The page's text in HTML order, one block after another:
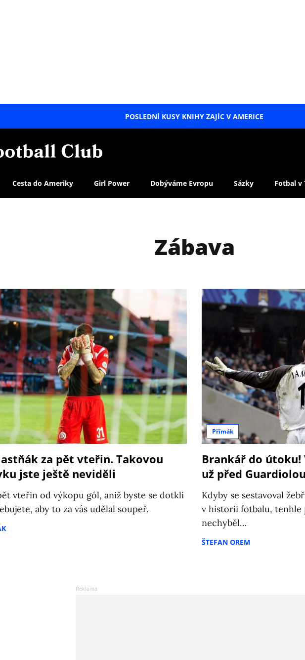
POSLEDNÍ KUSY KNIHY ZAJÍC V AMERICE
Cesta do Ameriky Girl Power Dobýváme Evropu Sázky Fotbal v
Zábava
za pět vteřin. Takovou
jste ještě neviděli
vteřin od výkopu gól, aniž byste se dotkli
aby to za vás udělal soupeř.
Přímák
Brankář do
už před
Kdyby se sestavoval
v historii fotbalu, tenhle
nechyběl…
ŠTEFAN OREM